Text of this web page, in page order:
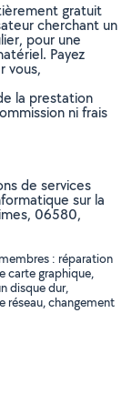
gratuit
cherchant un
pour une
Payez
vous,
la prestation
ni frais
de services
sur la
06580,
: réparation
carte graphique,
disque dur,
réseau, changement